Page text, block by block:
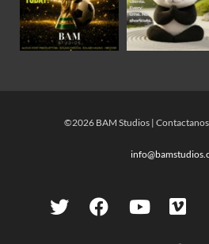
©2026 BAM Studios |